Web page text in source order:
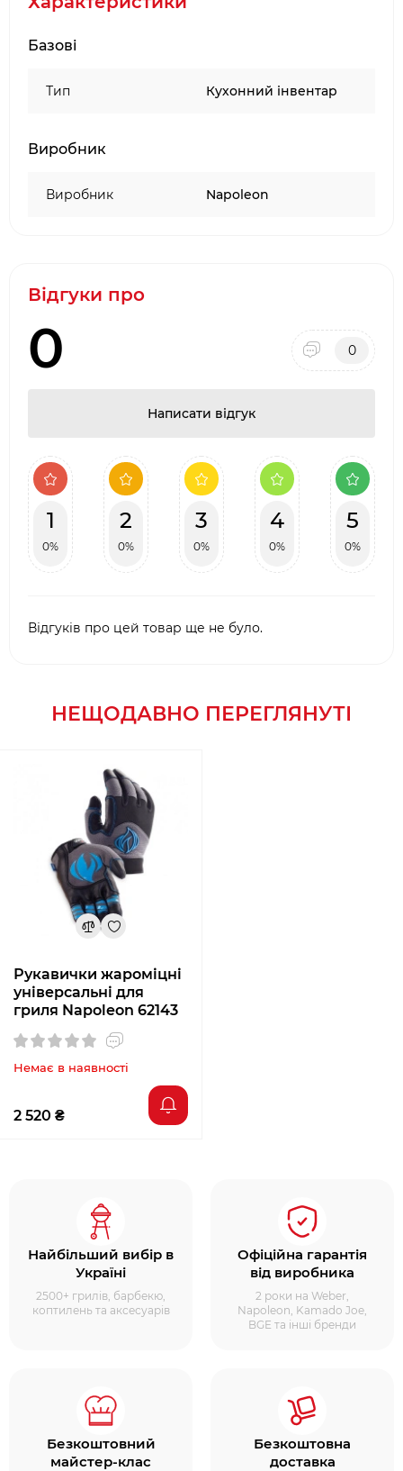
сенсорним екраном;
зручного захоплення.
Базові
Тип Кухонний інвентар
Виробник
Виробник Napoleon
Відгуки про
0 0
Написати відгук
1
0%
2
0%
3
0%
4
0%
5
0%
Відгуків про цей товар ще не було.
НЕЩОДАВНО ПЕРЕГЛЯНУТІ
Рукавички жароміцні
універсальні для
гриля Napoleon 62143
Немає в наявності
2 520 ₴
Найбільший вибір в
Україні
2500+ грилів, барбекю,
коптилень та аксесуарів
Офіційна гарантія
від виробника
2 роки на Weber,
Napoleon, Kamado Joe,
BGE та інші бренди
Безкоштовний
майстер-клас
Безкоштовна
доставка